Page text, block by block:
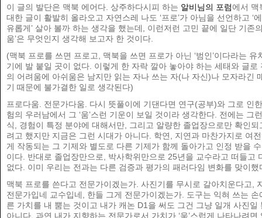
이 글의 발단은 맥북 에어다. 상주하다시피 하는 알비님의 포럼 에서 맥
대한 글이 활발히 올라오고 자연스레 나도 ‘프로’가 아님을 선언하고 ‘
유롭게’ 살아 볼까 하는 생각을 했는데, 이런저런 고민 끝에 일단 기존
움’은 무엇인지 생각해 보고자 한 것이다.
(맥북 프로를 쓰면 프로고, 맥북을 쓰면 프로가 아닌 ‘범인’이다라는 유
기에 발 붙일 곳이 없다. 이렇게 한 자락 깔아 놓아야 하는 세태와 글로
의 어려움에 아쉬움은 남지만 읽는 자나 쓰는 자(나 자신)나 모자라긴
기 때문에 불가결한 일로 생각된다)
프로다움. 전문가다움. 다시 뜻풀이에 기댄다면 연구(공부)와 그로 인
험의 우러남에서 그 ‘움’스런 기운이 보일 것이라 생각한다. 전에는 그
식, 경험이 특정 분야에 대해서만, 그리고 알량한 졸업장으로만 확인되
려고 했지만 지금은 그런 시대가 아니다. 학연, 지연과 마찬가지로 여
게 작동되는 그 기제와 별도로 다른 기제가 함께 돌아가고 인정 받을
이다. 반대로 졸업장만으로, 박사학위만으로 25년을 교수라고 떠들고
없다. 이미 우리는 전과는 다른 검증과 평가의 패러다임 변화를 맞이했
맥북 프로를 쓴다고 전문가이겠는가. 사진기를 무시로 갈아치운다고,
전문가입네 교수입네, 한들 그게 전문가이겠는가. 도구는 익혀 쓰는 손
른 가치를 내 뿜는 것이고 내가 캐논 D1을 써도 그건 그냥 일개 사진일
아니다. 과연 내가 지향하는 전문가로서 가치가 ‘움’스럽게 나타나려면